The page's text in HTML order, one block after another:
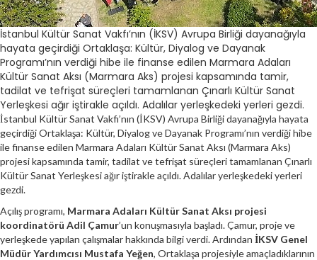
İstanbul Kültür Sanat Vakfı’nın (İKSV) Avrupa Birliği dayanağıyla
hayata geçirdiği Ortaklaşa: Kültür, Diyalog ve Dayanak
Programı’nın verdiği hibe ile finanse edilen Marmara Adaları
Kültür Sanat Aksı (Marmara Aks) projesi kapsamında tamir,
tadilat ve tefrişat süreçleri tamamlanan Çınarlı Kültür Sanat
Yerleşkesi ağır iştirakle açıldı. Adalılar yerleşkedeki yerleri gezdi.
İstanbul Kültür Sanat Vakfı’nın (İKSV) Avrupa Birliği dayanağıyla hayata
geçirdiği Ortaklaşa: Kültür, Diyalog ve Dayanak Programı’nın verdiği hibe
ile finanse edilen Marmara Adaları Kültür Sanat Aksı (Marmara Aks)
projesi kapsamında tamir, tadilat ve tefrişat süreçleri tamamlanan Çınarlı
Kültür Sanat Yerleşkesi ağır iştirakle açıldı. Adalılar yerleşkedeki yerleri
gezdi.
Açılış programı, Marmara Adaları Kültür Sanat Aksı projesi
koordinatörü Adil Çamur’un konuşmasıyla başladı. Çamur, proje ve
yerleşkede yapılan çalışmalar hakkında bilgi verdi. Ardından İKSV Genel
Müdür Yardımcısı Mustafa Yeğen, Ortaklaşa projesiyle amaçladıklarının